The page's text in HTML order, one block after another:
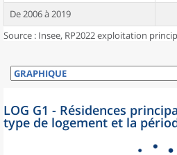
De 2006 à 2019
Source : Insee, RP2022 exploitation
LOG G1 - Résidences
type de logement et la